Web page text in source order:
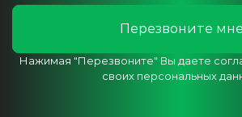
Перезвоните мне
Нажимая "Перезвоните" Вы даете
своих персональных